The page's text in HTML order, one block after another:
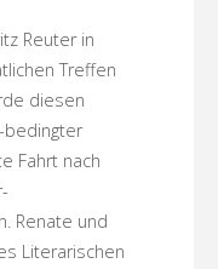
Reuter in
Treffen
diesen
bedingter
Fahrt nach
Renate und
Literarischen